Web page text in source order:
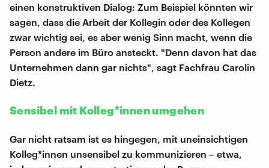
einen konstruktiven Dialog: Zum Beispiel könnten wir
sagen, dass die Arbeit der Kollegin oder des Kollegen
zwar wichtig sei, es aber wenig Sinn macht, wenn die
Person andere im Büro ansteckt. "Denn davon hat das
Unternehmen dann gar nichts", sagt Fachfrau Carolin
Dietz.
Sensibel mit Kolleg*innen umgehen
Gar nicht ratsam ist es hingegen, mit uneinsichtigen
Kolleg*innen unsensibel zu kommunizieren – etwa,